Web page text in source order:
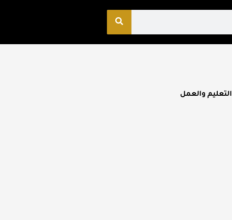
التعليم والعمل